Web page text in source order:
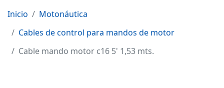
Inicio
Motonáutica
Cables de control para mandos de motor
Cable mando motor c16 5' 1,53 mts.